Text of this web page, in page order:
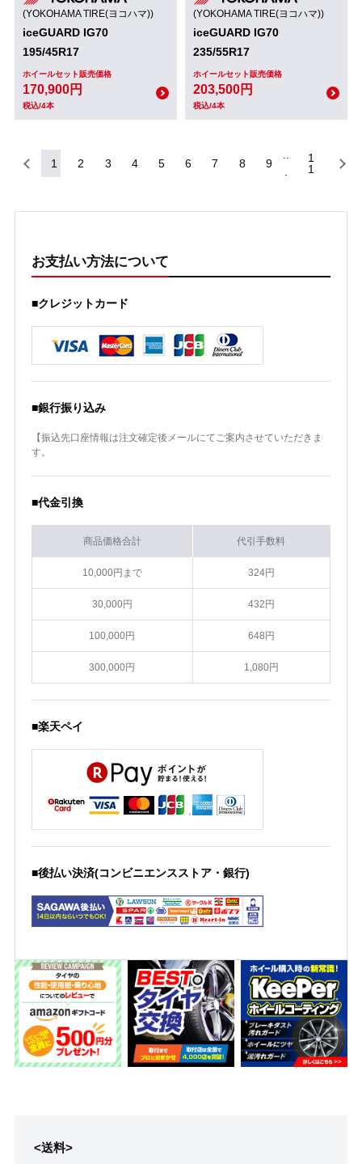
(YOKOHAMA TIRE(ヨコハマ))
iceGUARD IG70
195/45R17
ホイールセット販売価格
170,900円
税込/4本
(YOKOHAMA TIRE(ヨコハマ))
iceGUARD IG70
235/55R17
ホイールセット販売価格
203,500円
税込/4本
1 2 3 4 5 6 7 8 9
1
1
お支払い方法について
■クレジットカード
■銀行振り込み
【振込先口座情報は注文確定後メールにてご案内させていただきま
す。
■代金引換
商品価格合計 代引手数料
10,000円まで 324円
30,000円 432円
100,000円 648円
300,000円 1,080円
■楽天ペイ
■後払い決済(コンビニエンスストア・銀行)
<送料>